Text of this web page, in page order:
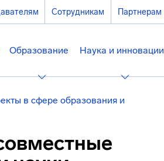
Сотрудникам Партнерам
Образование Наука и инновации
в сфере образования и